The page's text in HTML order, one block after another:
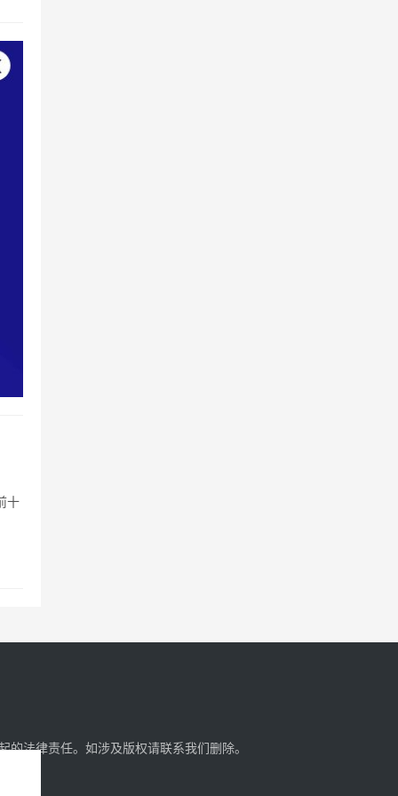
十
的法律责任。如涉及版权请联系我们删除。